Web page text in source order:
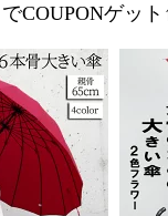
COUPONゲット